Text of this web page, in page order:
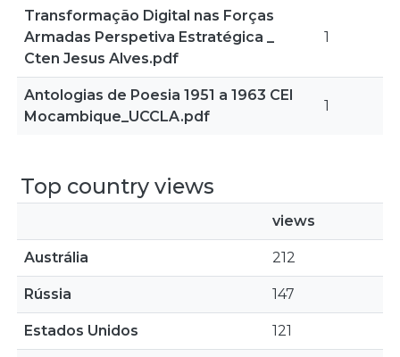
Transformação Digital nas Forças
Armadas Perspetiva Estratégica _
Cten Jesus Alves.pdf
1
Antologias de Poesia 1951 a 1963 CEI
Mocambique_UCCLA.pdf
1
Top country views
views
Austrália 212
Rússia 147
Estados Unidos 121